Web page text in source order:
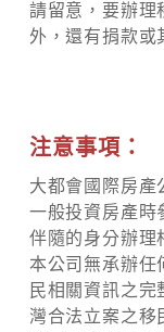
請留意，要辦理
外，還有捐款或
注意事項：
大都會國際房產
一般投資房產時
伴隨的身分辦理
本公司無承辦任
民相關資訊之
灣合法立案之移